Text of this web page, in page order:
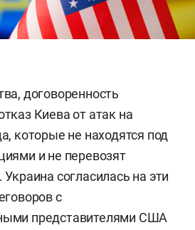
договоренность
Киева от атак на
которые не находятся под
и не перевозят
согласилась на эти
с
представителями США